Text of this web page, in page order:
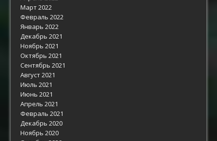
Март 2022
Февраль 2022
Январь 2022
Декабрь 2021
Ноябрь 2021
Октябрь 2021
Сентябрь 2021
Август 2021
Июль 2021
Июнь 2021
Апрель 2021
Февраль 2021
Декабрь 2020
Ноябрь 2020